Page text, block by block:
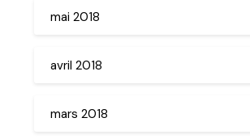
mai 2018
avril 2018
mars 2018